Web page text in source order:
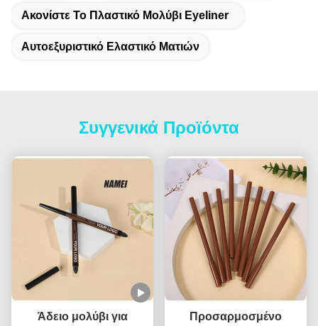
Ακονίστε Το Πλαστικό Μολύβι Eyeliner
Αυτοεξυριστικό Ελαστικό Ματιών
Συγγενικά Προϊόντα
Άδειο μολύβι για
Προσαρμοσμένο